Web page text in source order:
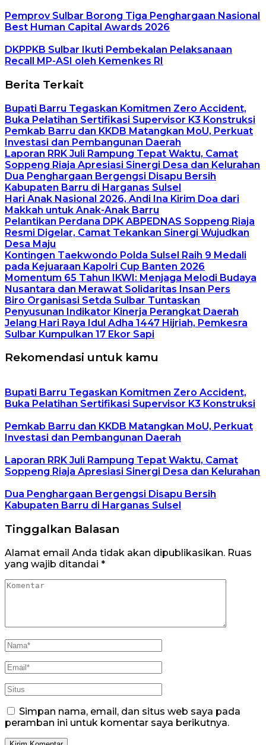
Pemprov Sulbar Borong Tiga Penghargaan Nasional
Best Human Capital Awards 2026
DKPPKB Sulbar Ikuti Pembekalan Pelaksanaan
Recall MP-ASI oleh Kemenkes RI
Berita Terkait
Bupati Barru Tegaskan Komitmen Zero Accident,
Buka Pelatihan Sertifikasi Supervisor K3 Konstruksi
Pemkab Barru dan KKDB Matangkan MoU, Perkuat
Investasi dan Pembangunan Daerah
Laporan RRK Juli Rampung Tepat Waktu, Camat
Soppeng Riaja Apresiasi Sinergi Desa dan Kelurahan
Dua Penghargaan Bergengsi Disapu Bersih
Kabupaten Barru di Harganas Sulsel
Hari Anak Nasional 2026, Andi Ina Kirim Doa dari
Makkah untuk Anak-Anak Barru
Pelantikan Perdana DPK ABPEDNAS Soppeng Riaja
Resmi Digelar, Camat Tekankan Sinergi Wujudkan
Desa Maju
Kontingen Taekwondo Polda Sulsel Raih 9 Medali
pada Kejuaraan Kapolri Cup Banten 2026
Momentum 65 Tahun IKWI: Menjaga Melodi Budaya
Nusantara dan Merawat Solidaritas Insan Pers
Biro Organisasi Setda Sulbar Tuntaskan
Penyusunan Indikator Kinerja Perangkat Daerah
Jelang Hari Raya Idul Adha 1447 Hijriah, Pemkesra
Sulbar Kumpulkan 17 Ekor Sapi
Rekomendasi untuk kamu
Bupati Barru Tegaskan Komitmen Zero Accident,
Buka Pelatihan Sertifikasi Supervisor K3 Konstruksi
Pemkab Barru dan KKDB Matangkan MoU, Perkuat
Investasi dan Pembangunan Daerah
Laporan RRK Juli Rampung Tepat Waktu, Camat
Soppeng Riaja Apresiasi Sinergi Desa dan Kelurahan
Dua Penghargaan Bergengsi Disapu Bersih
Kabupaten Barru di Harganas Sulsel
Tinggalkan Balasan
Alamat email Anda tidak akan dipublikasikan. Ruas
yang wajib ditandai *
Simpan nama, email, dan situs web saya pada
peramban ini untuk komentar saya berikutnya.